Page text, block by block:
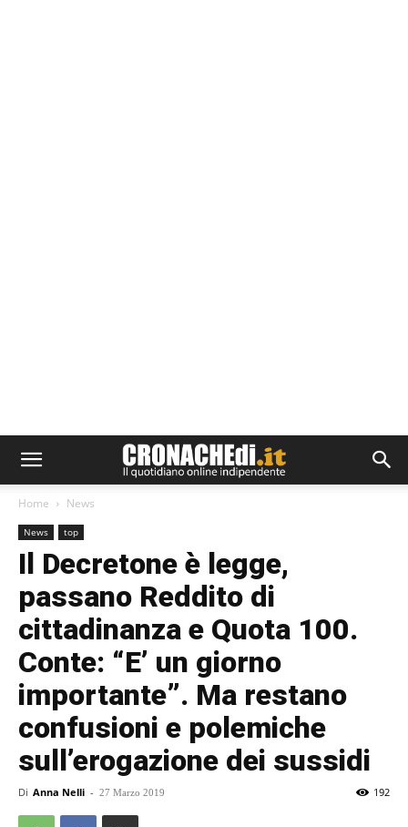
Home News
News top
Il Decretone è legge,
passano Reddito di
cittadinanza e Quota 100.
Conte: “E’ un giorno
importante”. Ma restano
confusioni e polemiche
sull’erogazione dei sussidi
Di Anna Nelli - 27 Marzo 2019 192